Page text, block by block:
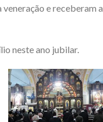
e receberam a
neste ano jubilar.